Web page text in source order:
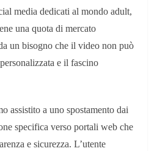
media dedicati al mondo adult,
una quota di mercato
un bisogno che il video non può
e il fascino
assistito a uno spostamento dai
specifica verso portali web che
e sicurezza. L’utente